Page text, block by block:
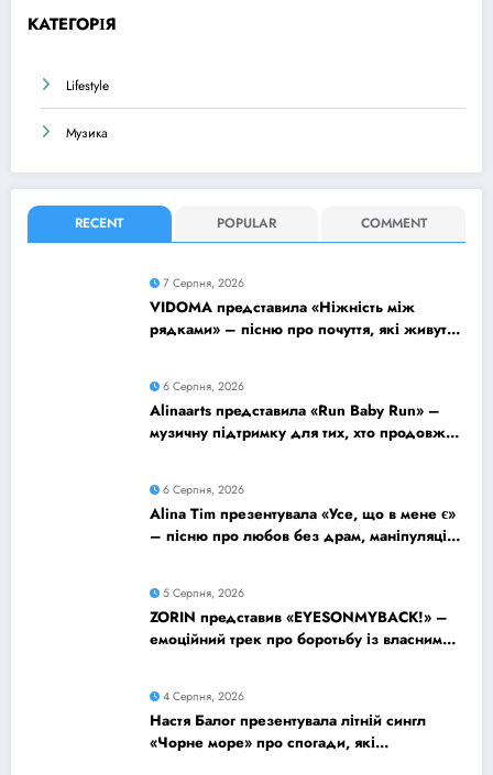
КАТЕГОРІЯ
Lifestyle
Музика
RECENT POPULAR COMMENT
7 Серпня, 2026
VIDOMA представила «Ніжність між
рядками» – пісню про почуття, які живуть
6 Серпня, 2026
Alinaarts представила «Run Baby Run» –
музичну підтримку для тих, хто продовжує
6 Серпня, 2026
Alina Tim презентувала «Усе, що в мене є»
– пісню про любов без драм, маніпуляцій
5 Серпня, 2026
ZORIN представив «EYESONMYBACK!» –
емоційний трек про боротьбу із власними
4 Серпня, 2026
Настя Балог презентувала літній сингл
«Чорне море» про спогади, які